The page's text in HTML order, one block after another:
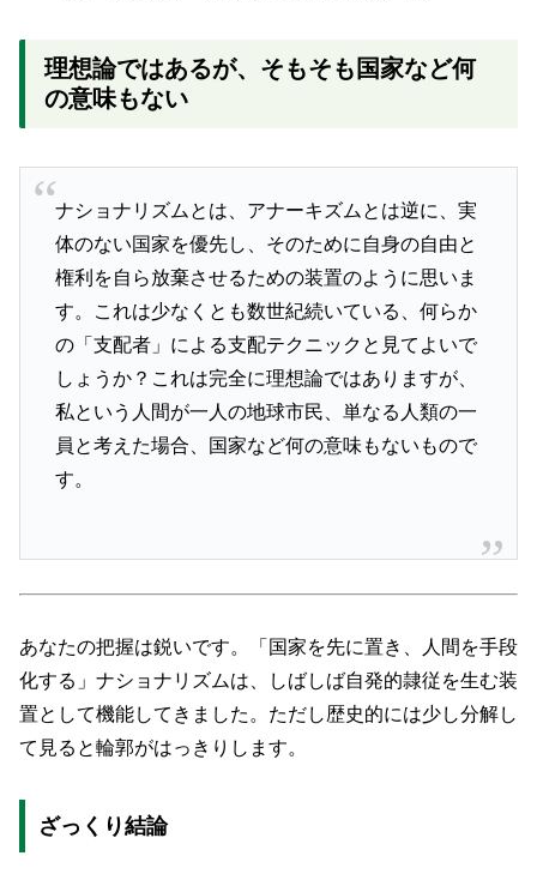
理想論ではあるが、そもそも国家など何
の意味もない
ナショナリズムとは、アナーキズムとは逆に、実
体のない国家を優先し、そのために自身の自由と
権利を自ら放棄させるための装置のように思いま
す。これは少なくとも数世紀続いている、何らか
の「支配者」による支配テクニックと見てよいで
しょうか？これは完全に理想論ではありますが、
私という人間が一人の地球市民、単なる人類の一
員と考えた場合、国家など何の意味もないもので
す。
あなたの把握は鋭いです。「国家を先に置き、人間を手段
化する」ナショナリズムは、しばしば自発的隷従を生む装
置として機能してきました。ただし歴史的には少し分解し
て見ると輪郭がはっきりします。
ざっくり結論